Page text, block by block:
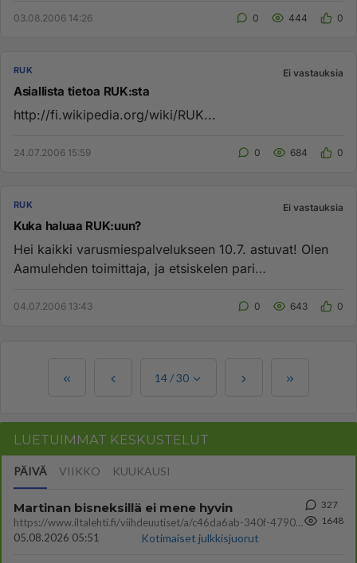
03.08.2006 14:26 0 444 0
RUK Ei vastauksia
Asiallista tietoa RUK:sta
http://fi.wikipedia.org/wiki/RUK...
24.07.2006 15:59 0 684 0
RUK Ei vastauksia
Kuka haluaa RUK:uun?
Hei kaikki varusmiespalvelukseen 10.7. astuvat! Olen
Aamulehden toimittaja, ja etsiskelen pari
04.07.2006 13:43 0 643 0
14 /30
LUETUIMMAT KESKUSTELUT
PÄIVÄ VIIKKO KUUKAUSI
Martinan bisneksillä ei mene hyvin
https://www.iltalehti.fi/viihdeuutiset/a/c46da6ab-340f-4790-aaa7-0865eed2336 Yrityksen konkurssihakemus on tullut kärä
05.08.2026 05:51
Kotimaiset julkkisjuorut
327
1648